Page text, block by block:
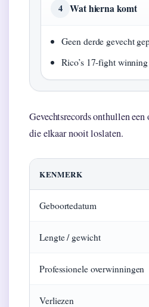
4 Wat hierna komt
Geen derde gevecht
Rico’s 17-fight
Gevechtsrecords onthullen
die elkaar nooit loslaten.
KENMERK
Geboortedatum
Lengte / gewicht
Professionele overwinningen
Verliezen